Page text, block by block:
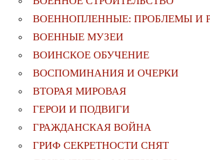
ВОЕННОПЛЕННЫЕ: ПРОБЛЕМЫ И
ВОЕННЫЕ МУЗЕИ
ВОИНСКОЕ ОБУЧЕНИЕ
ВОСПОМИНАНИЯ И ОЧЕРКИ
ВТОРАЯ МИРОВАЯ
ГЕРОИ И ПОДВИГИ
ГРАЖДАНСКАЯ ВОЙНА
ГРИФ СЕКРЕТНОСТИ СНЯТ